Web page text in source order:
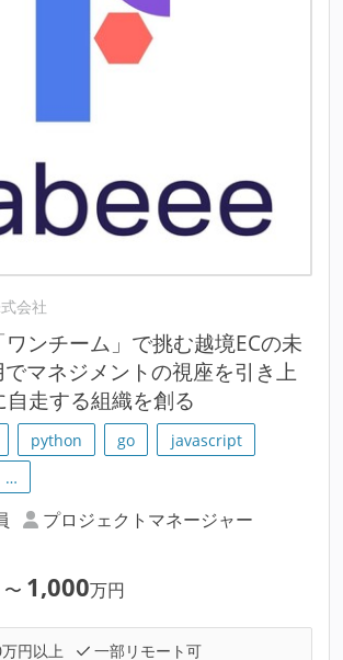
会社
ワンチーム」で挑む越境ECの未
マネジメントの視座を引き上
走する組織を創る
python go
javascript
…
プロジェクトマネージャー
〜 1,000万円
円以上
一部リモート可